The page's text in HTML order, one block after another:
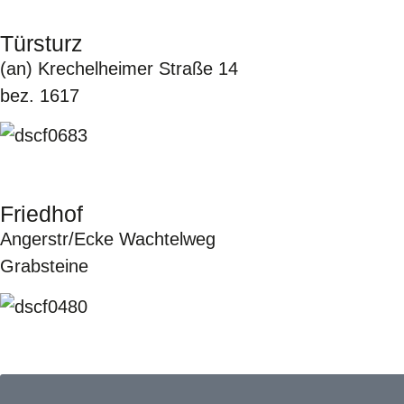
Türsturz
(an) Krechelheimer Straße 14
bez. 1617
Friedhof
Angerstr/Ecke Wachtelweg
Grabsteine